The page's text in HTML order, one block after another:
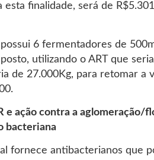
esta finalidade, será de
6 fermentadores de
utilizando o ART que
de 27.000Kg, para retomar a
e ação contra a aglomeração/
bacteriana
fornece antibacterianos que